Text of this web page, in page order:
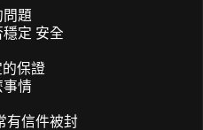
題
定 安全
保證
事情
有信件被封